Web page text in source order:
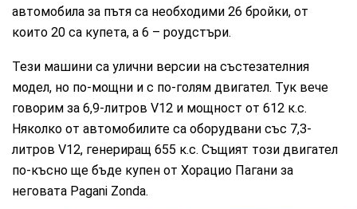
автомобила за пътя са необходими 26 бройки, от
които 20 са купета, а 6 – роудстъри.
Тези машини са улични версии на състезателния
модел, но по-мощни и с по-голям двигател. Тук вече
говорим за 6,9-литров V12 и мощност от 612 к.с.
Няколко от автомобилите са оборудвани със 7,3-
литров V12, генериращ 655 к.с. Същият този двигател
по-късно ще бъде купен от Хорацио Пагани за
неговата Pagani Zonda.